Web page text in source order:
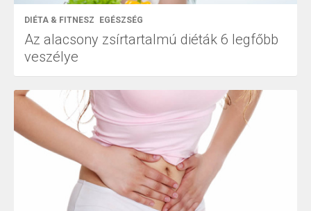
DIÉTA & FITNESZ EGÉSZSÉG
Az alacsony zsírtartalmú diéták 6 legfőbb
veszélye